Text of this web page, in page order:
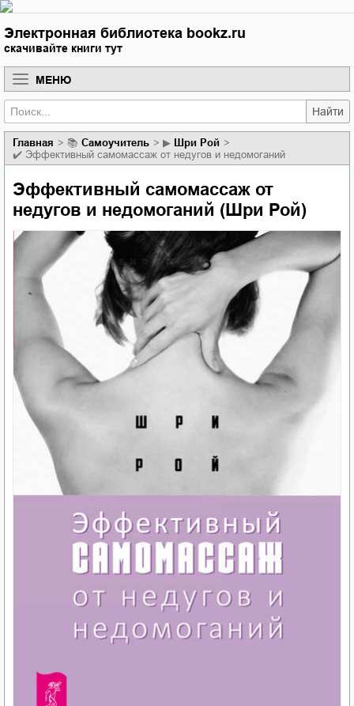
Электронная библиотека bookz.ru
скачивайте книги тут
МЕНЮ
Найти
Главная 📚 самоучитель ▶ Шри Рой
✔️ Эффективный самомассаж от недугов и недомоганий
Эффективный самомассаж от
недугов и недомоганий (Шри Рой)